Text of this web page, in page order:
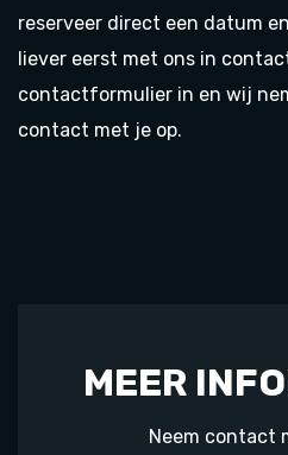
reserveer direct een datum
liever eerst met ons in
contactformulier in en wij
contact met je op.
MEER
Neem contact